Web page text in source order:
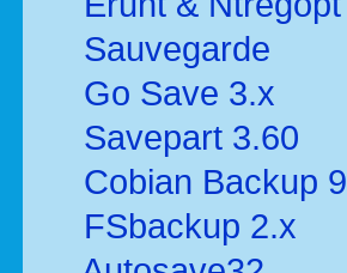
Sauvegarde
Go Save 3.x
Savepart 3.60
Cobian Backup 9
FSbackup 2.x